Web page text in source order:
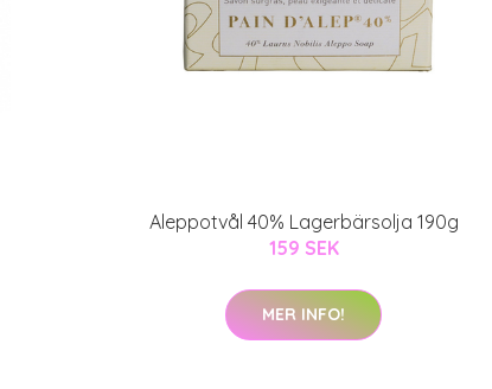
Aleppotvål 40% Lagerbärsolja 190g
159 SEK
MER INFO!